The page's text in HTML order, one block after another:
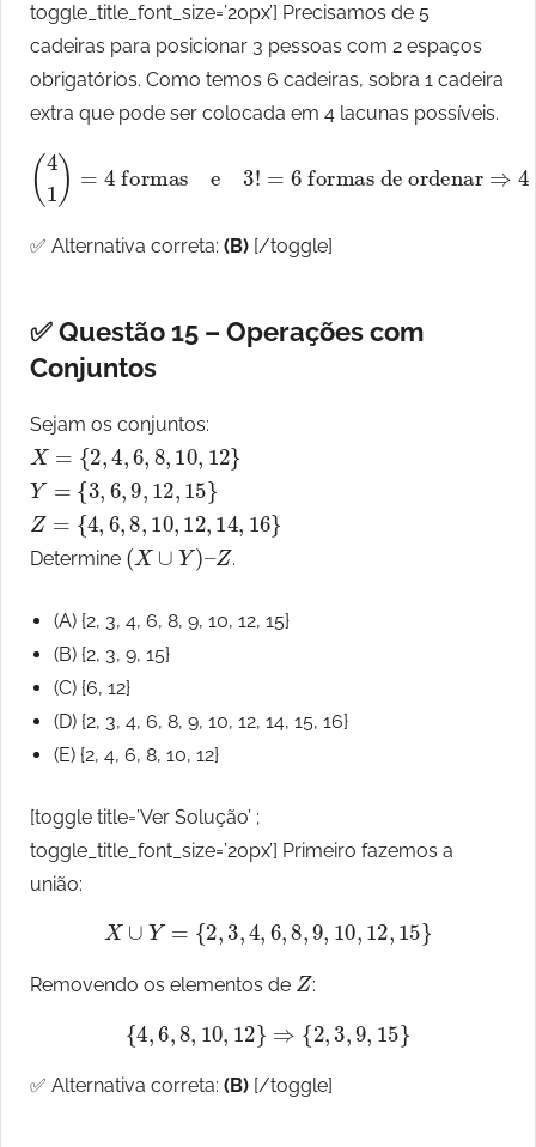
toggle_title_font_size=’20px’] Precisamos de 5
cadeiras para posicionar 3 pessoas com 2 espaços
obrigatórios. Como temos 6 cadeiras, sobra 1 cadeira
extra que pode ser colocada em 4 lacunas possíveis.
41)
✅ Alternativa correta: (B) [/toggle]
✅ Questão 15 – Operações com
Conjuntos
Sejam os conjuntos:
X={ 4,6 8 10,12}
Y= 6,9 12,15}
Z= 6 ,8 ,10, 12 ,14, 16}
Determine
(X∪ Y)–Z
.
(A) {2, 3, 4, 6, 8, 9, 10, 12, 15}
(B) {2, 3, 9, 15}
(C) {6, 12}
(D) {2, 3, 4, 6, 8, 9, 10, 12, 14, 15, 16}
(E) {2, 4, 6, 8, 10, 12}
[toggle title=’Ver Solução’ ;
toggle_title_font_size=’20px’] Primeiro fazemos a
união:
X∪Y ={2 3, ,6 ,8 9 10 ,12 15}
Removendo os elementos de
Z
:
{4 ,6 8,10,12 ⇒ 2,3 9 15
✅ Alternativa correta: (B) [/toggle]